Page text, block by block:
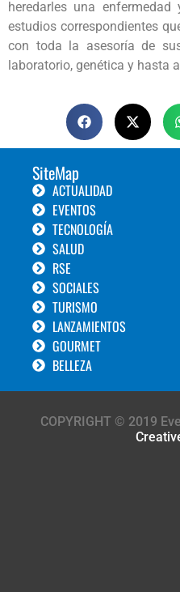
heredarles una
estudios correspondientes
con toda la asesoría de
laboratorio, genética y hasta
SiteMap
ACTUALIDAD
EVENTOS
TECNOLOGÍA
SALUD
RSE
SOCIALES
TURISMO
LANZAMIENTOS
GOURMET
BELLEZA
COPYRIGHT © 2019